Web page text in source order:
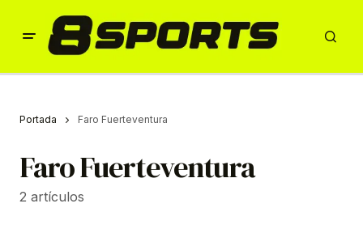
Portada Faro Fuerteventura
Faro Fuerteventura
2 artículos